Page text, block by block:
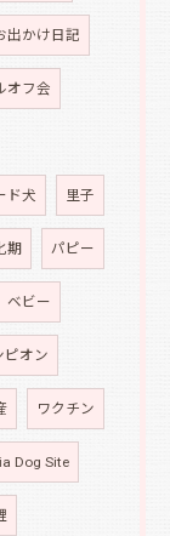
出かけ日記
オフ会
ド犬 里子
期 パピー
ベビー
ピオン
ワクチン
Dog Site